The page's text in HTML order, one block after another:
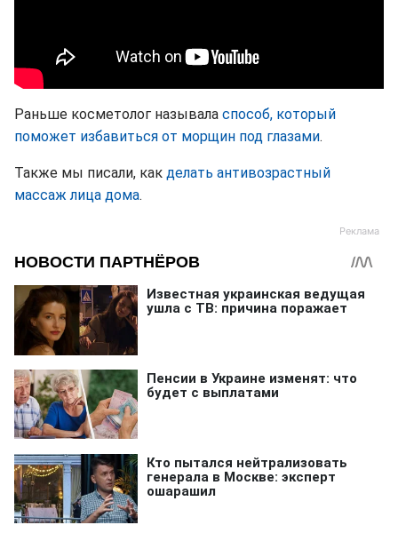
Раньше косметолог называла способ, который
поможет избавиться от морщин под глазами.
Также мы писали, как делать антивозрастный
массаж лица дома.